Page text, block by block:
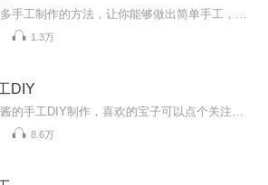
1.3万
DIY
8.6万